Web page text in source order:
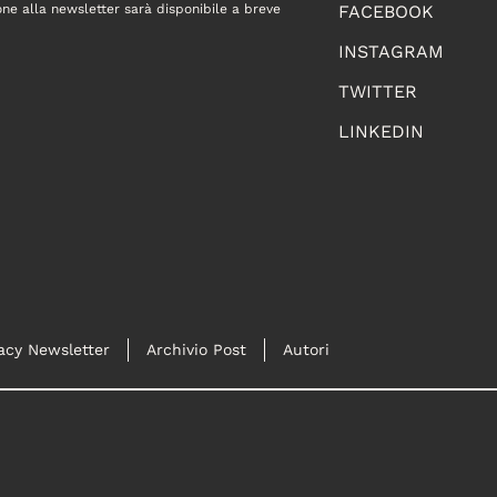
FACEBOOK
INSTAGRAM
TWITTER
LINKEDIN
alla newsletter sarà disponibile a breve
Newsletter Archivio Post Autori